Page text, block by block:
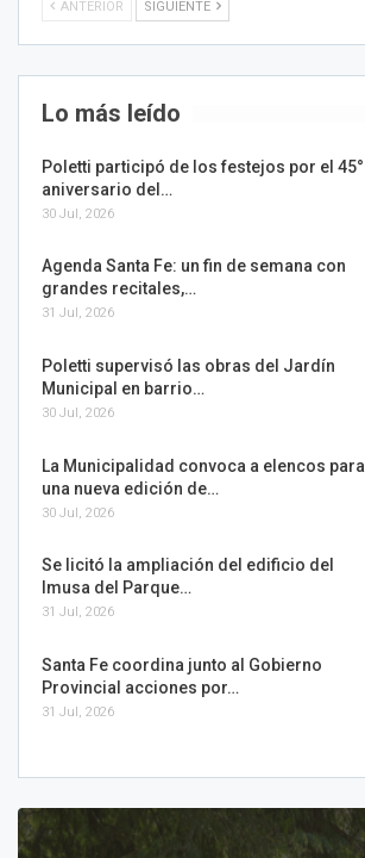
ANTERIOR SIGUIENTE
Lo más leído
Poletti participó de los festejos por el 45°
aniversario del…
30 Jul, 2026
Agenda Santa Fe: un fin de semana con
grandes recitales,…
31 Jul, 2026
Poletti supervisó las obras del Jardín
Municipal en barrio…
30 Jul, 2026
La Municipalidad convoca a elencos para
una nueva edición de…
30 Jul, 2026
Se licitó la ampliación del edificio del
Imusa del Parque…
31 Jul, 2026
Santa Fe coordina junto al Gobierno
Provincial acciones por…
31 Jul, 2026